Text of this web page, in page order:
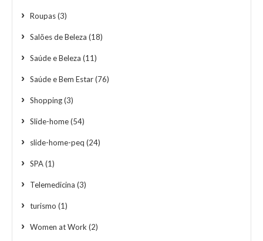
Roupas(3)
Salões de Beleza (18)
Saúde e Beleza (11)
Saúde e Bem Estar(76)
Shopping(3)
Slide-home(54)
slide-home-peq (24)
SPA(1)
Telemedicina (3)
turismo (1)
Women at Work (2)